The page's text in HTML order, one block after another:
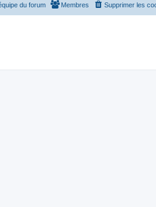
Supprimer les
Membres
du forum